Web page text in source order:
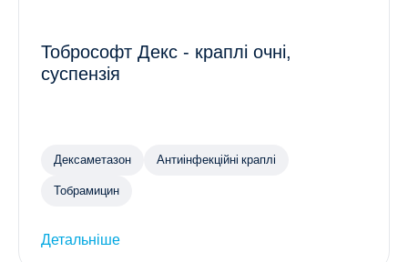
Тобрософт Декс - краплі очні,
суспензія
Дексаметазон Антиінфекційні краплі
Тобрамицин
Детальніше